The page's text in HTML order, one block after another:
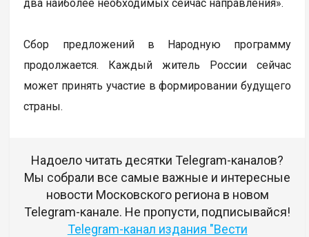
два наиболее необходимых сейчас направления».
Сбор предложений в Народную программу
продолжается. Каждый житель России сейчас
может принять участие в формировании будущего
страны.
Надоело читать десятки Telegram-каналов?
Мы собрали все самые важные и интересные
новости Московского региона в новом
Telegram-канале. Не пропусти, подписывайся!
Telegram-канал издания "Вести